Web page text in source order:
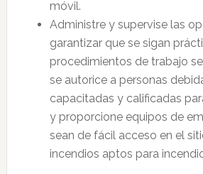
móvil.
Administre y supervise las
garantizar que se sigan
procedimientos de trabajo
se autorice a personas
capacitadas y calificadas
y proporcione equipos de
sean de fácil acceso en el
incendios aptos para